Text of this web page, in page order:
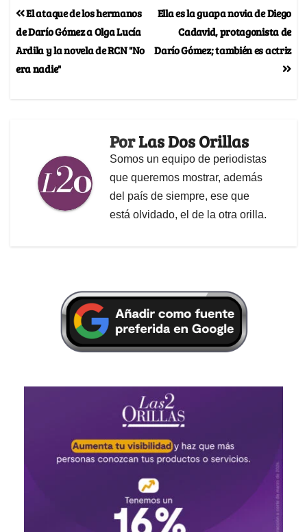
Ella es la guapa novia de Diego
Cadavid, protagonista de
Darío Gómez; también es actriz
El ataque de los hermanos
de Darío Gómez a Olga Lucía
Ardila y la novela de RCN "No
era nadie"
PorLas Dos Orillas
Somos un equipo de periodistas
que queremos mostrar, además
del país de siempre, ese que
está olvidado, el de la otra orilla.